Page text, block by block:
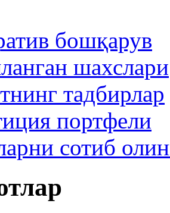
бошқарув
шахслари
тадбирлар
портфели
сотиб